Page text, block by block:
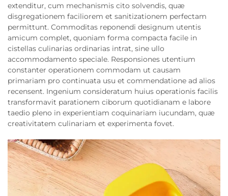
extenditur, cum mechanismis cito solvendis, quæ
disgregationem faciliorem et sanitizationem perfectam
permittunt. Commoditas reponendi designum utentis
amicum complet, quoniam forma compacta facile in
cistellas culinarias ordinarias intrat, sine ullo
accommodamento speciale. Responsiones utentium
constanter operationem commodam ut causam
primariam pro continuata usu et commendatione ad alios
recensent. Ingenium consideratum huius operationis facilis
transformavit parationem ciborum quotidianam e labore
taedio pleno in experientiam coquinariam iucundam, quæ
creativitatem culinariam et experimenta fovet.